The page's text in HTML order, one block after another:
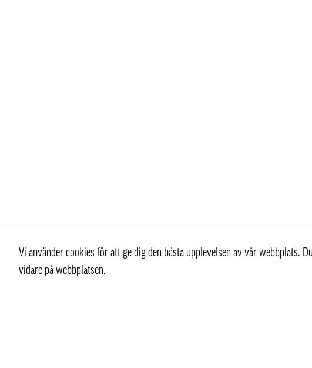
Vi använder cookies för att ge dig den bästa upplevelsen av vår webbplats.
vidare på webbplatsen.